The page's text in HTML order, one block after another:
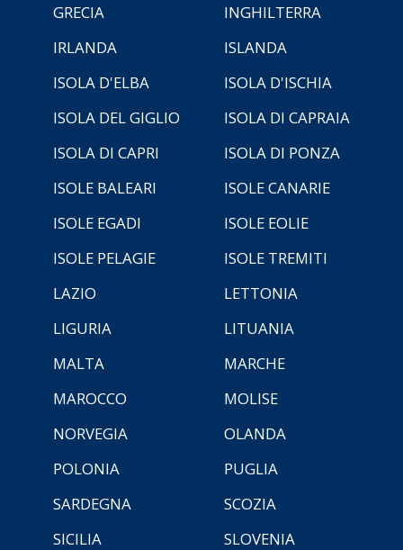
GRECIA
INGHILTERRA
IRLANDA
ISLANDA
ISOLA D'ELBA
ISOLA D'ISCHIA
ISOLA DEL GIGLIO
ISOLA DI CAPRAIA
ISOLA DI CAPRI
ISOLA DI PONZA
ISOLE BALEARI
ISOLE CANARIE
ISOLE EGADI
ISOLE EOLIE
ISOLE PELAGIE
ISOLE TREMITI
LAZIO
LETTONIA
LIGURIA
LITUANIA
MALTA
MARCHE
MAROCCO
MOLISE
NORVEGIA
OLANDA
POLONIA
PUGLIA
SARDEGNA
SCOZIA
SICILIA
SLOVENIA